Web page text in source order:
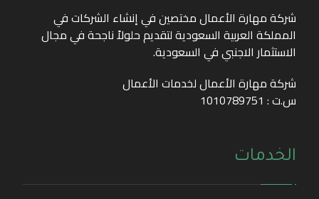
شركة مهارة الأعمال مختصين في إنشاء الشركات في
المملكة العربية السعودية لتقديم حلولاً ناجحة في مجال
الاستثمار الاجنبي في السعودية.
شركة مهارة الأعمال لخدمات الأعمال
س.ت : 1010789751
الخدمات